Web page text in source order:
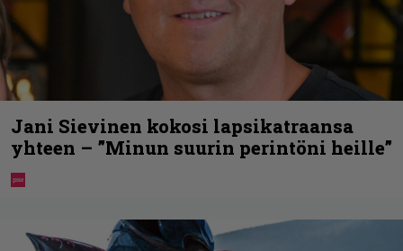
Jani Sievinen kokosi lapsikatraansa
yhteen – ”Minun suurin perintöni heille”